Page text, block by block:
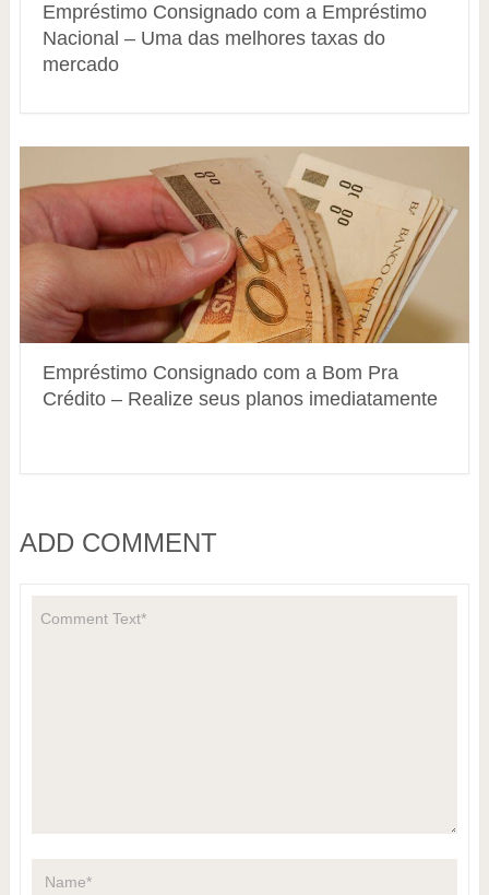
Empréstimo Consignado com a Empréstimo
Nacional – Uma das melhores taxas do
mercado
Empréstimo Consignado com a Bom Pra
Crédito – Realize seus planos imediatamente
ADD COMMENT